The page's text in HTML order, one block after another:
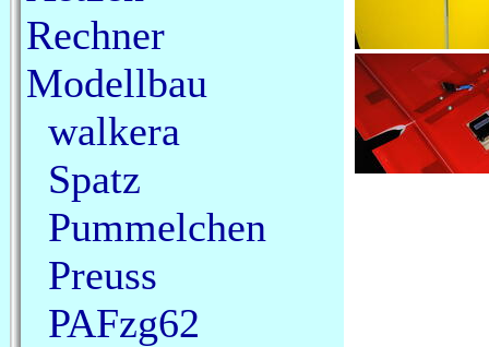
Rechner
Modellbau
walkera
Spatz
Pummelchen
Preuss
PAFzg62